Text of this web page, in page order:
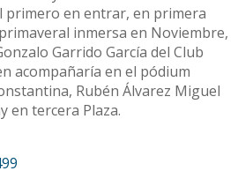
primero en entrar, en primera
inmersa en Noviembre,
Garrido García del Club
acompañaría en el pódium
Rubén Álvarez Miguel
en tercera Plaza.